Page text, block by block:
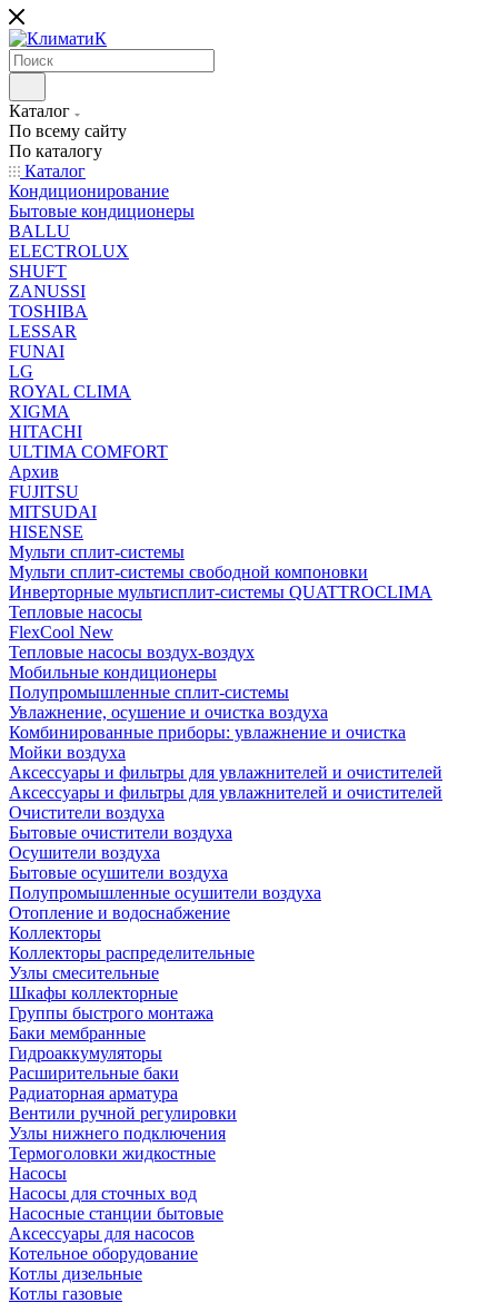
Каталог
По всему сайту
По каталогу
Каталог
Кондиционирование
Бытовые кондиционеры
BALLU
ELECTROLUX
SHUFT
ZANUSSI
TOSHIBA
LESSAR
FUNAI
LG
ROYAL CLIMA
XIGMA
HITACHI
ULTIMA COMFORT
Архив
FUJITSU
MITSUDAI
HISENSE
Мульти сплит-системы
Мульти сплит-системы свободной компоновки
Инверторные мультисплит-системы QUATTROCLIMA
Тепловые насосы
FlexCool New
Тепловые насосы воздух-воздух
Мобильные кондиционеры
Полупромышленные сплит-системы
Увлажнение, осушение и очистка воздуха
Комбинированные приборы: увлажнение и очистка
Мойки воздуха
Аксессуары и фильтры для увлажнителей и очистителей
Аксессуары и фильтры для увлажнителей и очистителей
Очистители воздуха
Бытовые очистители воздуха
Осушители воздуха
Бытовые осушители воздуха
Полупромышленные осушители воздуха
Отопление и водоснабжение
Коллекторы
Коллекторы распределительные
Узлы смесительные
Шкафы коллекторные
Группы быстрого монтажа
Баки мембранные
Гидроаккумуляторы
Расширительные баки
Радиаторная арматура
Вентили ручной регулировки
Узлы нижнего подключения
Термоголовки жидкостные
Насосы
Насосы для сточных вод
Насосные станции бытовые
Аксессуары для насосов
Котельное оборудование
Котлы дизельные
Котлы газовые